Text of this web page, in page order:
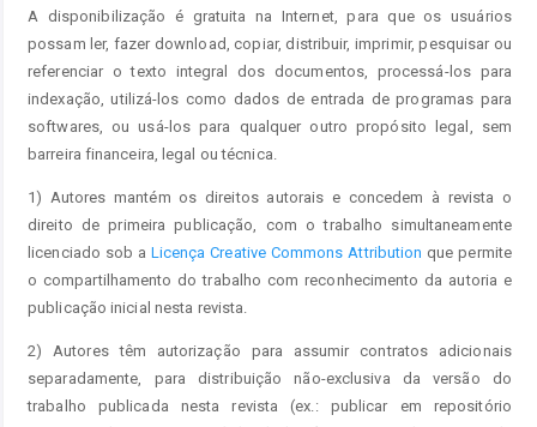
A disponibilização é gratuita na Internet, para que os usuários
possam ler, fazer download, copiar, distribuir, imprimir, pesquisar ou
referenciar o texto integral dos documentos, processá-los para
indexação, utilizá-los como dados de entrada de programas para
softwares, ou usá-los para qualquer outro propósito legal, sem
barreira financeira, legal ou técnica.
1) Autores mantém os direitos autorais e concedem à revista o
direito de primeira publicação, com o trabalho simultaneamente
licenciado sob a Licença Creative Commons Attribution que permite
o compartilhamento do trabalho com reconhecimento da autoria e
publicação inicial nesta revista.
2) Autores têm autorização para assumir contratos adicionais
separadamente, para distribuição não-exclusiva da versão do
trabalho publicada nesta revista (ex.: publicar em repositório